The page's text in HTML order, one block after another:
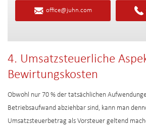
office@juhn.com
4. Umsatzsteuerliche
Bewirtungskosten
Obwohl nur 70 % der tatsächlichen
Betriebsaufwand abziehbar sind, kann man
Umsatzsteuerbetrag als Vorsteuer geltend